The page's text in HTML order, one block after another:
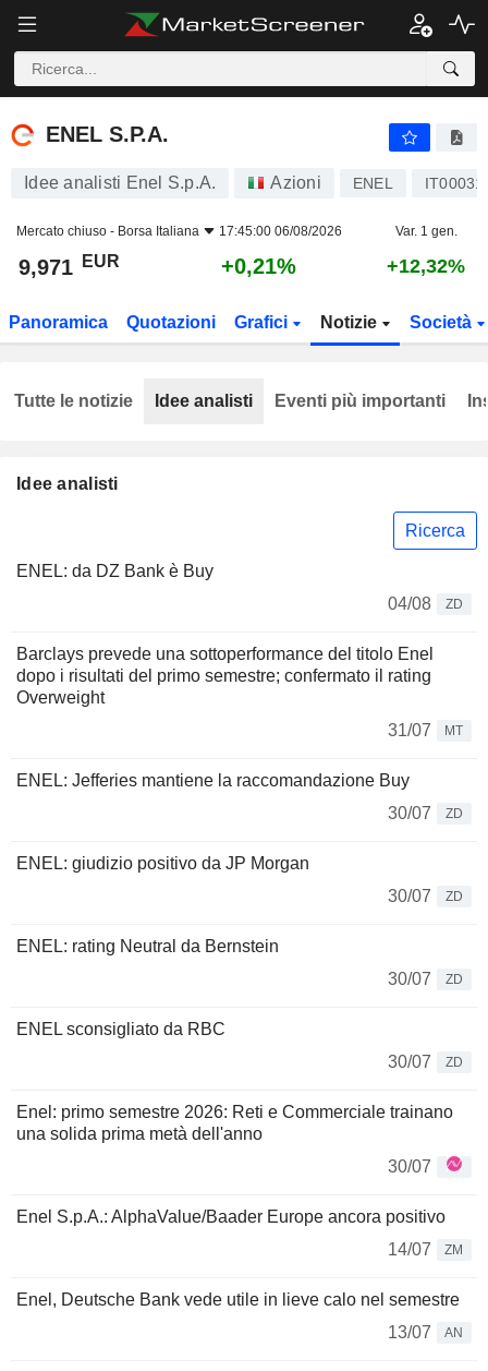
ENEL S.P.A.
ENEL S.P.A.
Idee analisti Enel S.p.A. Azioni ENEL
Mercato chiuso - Borsa Italiana 17:45:00 06/08/2026 Var. 1 gen.
9,971 EUR +0,21% +12,32%
Panoramica Quotazioni Grafici Notizie Società
Idee analisti
Ricerca
ENEL: da DZ Bank è Buy
04/08
ZD
Barclays prevede una sottoperformance del titolo Enel
dopo i risultati del primo semestre; confermato il rating
Overweight
31/07
MT
ENEL: Jefferies mantiene la raccomandazione Buy
30/07
ZD
ENEL: giudizio positivo da JP Morgan
30/07
ZD
ENEL: rating Neutral da Bernstein
30/07
ZD
ENEL sconsigliato da RBC
30/07
ZD
Enel: primo semestre 2026: Reti e Commerciale trainano
una solida prima metà dell'anno
30/07
Enel S.p.A.: AlphaValue/Baader Europe ancora positivo
14/07
ZM
Enel, Deutsche Bank vede utile in lieve calo nel semestre
13/07
AN
Tutte le notizie Idee analisti Eventi più importanti